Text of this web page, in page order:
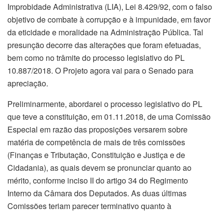
Improbidade Administrativa (LIA), Lei 8.429/92, com o falso
objetivo de combate à corrupção e à impunidade, em favor
da eticidade e moralidade na Administração Pública. Tal
presunção decorre das alterações que foram efetuadas,
bem como no trâmite do processo legislativo do PL
10.887/2018. O Projeto agora vai para o Senado para
apreciação.
Preliminarmente, abordarei o processo legislativo do PL
que teve a constituição, em 01.11.2018, de uma Comissão
Especial em razão das proposições versarem sobre
matéria de competência de mais de três comissões
(Finanças e Tributação, Constituição e Justiça e de
Cidadania), as quais devem se pronunciar quanto ao
mérito, conforme inciso II do artigo 34 do Regimento
Interno da Câmara dos Deputados. As duas últimas
Comissões teriam parecer terminativo quanto à